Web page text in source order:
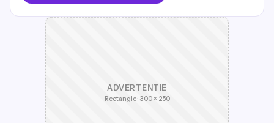
ADVERTENTIE
Rectangle · 300 × 250